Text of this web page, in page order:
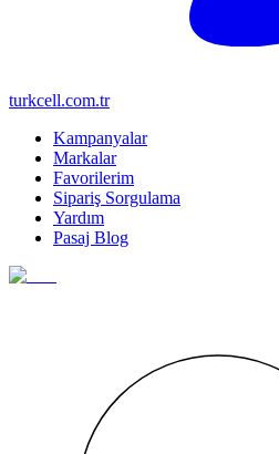
turkcell.com.tr
Kampanyalar
Markalar
Favorilerim
Sipariş Sorgulama
Yardım
Pasaj Blog